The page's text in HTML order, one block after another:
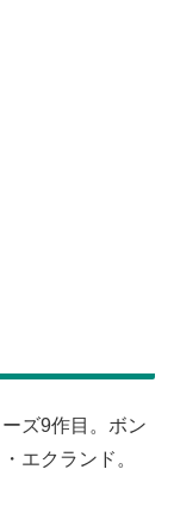
ズ9作目。ボン
エクランド。